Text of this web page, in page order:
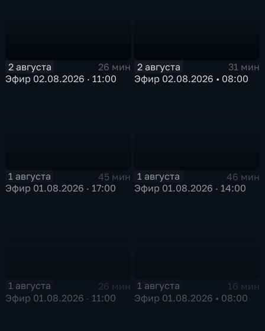
2 августа
26 мин
Эфир 02.08.2026 · 11:00
2 августа
31 мин
Эфир 02.08.2026 • 08:00
1 августа
45 мин
Эфир 01.08.2026 · 17:00
1 августа
46 мин
Эфир 01.08.2026 · 14:00
1 августа
26 мин
Эфир 01.08.2026 · 11:00
1 августа
16 мин
Эфир 01.08.2026 • 08:00